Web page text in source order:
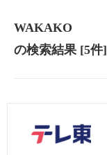
WAKAKO
の検索結果[5件]